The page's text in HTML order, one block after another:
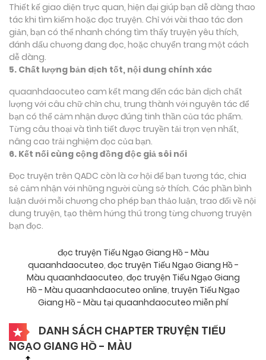
Thiết kế giao diện trực quan, hiện đại giúp bạn dễ dàng thao
tác khi tìm kiếm hoặc đọc truyện. Chỉ với vài thao tác đơn
giản, bạn có thể nhanh chóng tìm thấy truyện yêu thích,
đánh dấu chương đang đọc, hoặc chuyển trang một cách
dễ dàng.
5. Chất lượng bản dịch tốt, nội dung chính xác
quaanhdaocuteo cam kết mang đến các bản dịch chất
lượng với câu chữ chỉn chu, trung thành với nguyên tác để
bạn có thể cảm nhận được đúng tinh thần của tác phẩm.
Từng câu thoại và tình tiết được truyền tải trọn vẹn nhất,
nâng cao trải nghiệm đọc của bạn.
6. Kết nối cùng cộng đồng độc giả sôi nổi
Đọc truyện trên QADC còn là cơ hội để bạn tương tác, chia
sẻ cảm nhận với những người cùng sở thích. Các phần bình
luận dưới mỗi chương cho phép bạn thảo luận, trao đổi về nội
dung truyện, tạo thêm hứng thú trong từng chương truyện
bạn đọc.
đọc truyện Tiếu Ngạo Giang Hồ - Màu
quaanhdaocuteo, đọc truyện Tiếu Ngạo Giang Hồ -
Màu quaanhdaocuteo, đọc truyện Tiếu Ngạo Giang
Hồ - Màu quaanhdaocuteo online, truyện Tiếu Ngạo
Giang Hồ - Màu tại quaanhdaocuteo miễn phí
DANH SÁCH CHAPTER TRUYỆN TIẾU
NGẠO GIANG HỒ - MÀU